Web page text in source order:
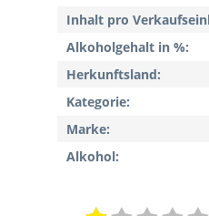
Inhalt pro
Alkoholgehalt in %:
Herkunftsland:
Kategorie:
Marke:
Alkohol: